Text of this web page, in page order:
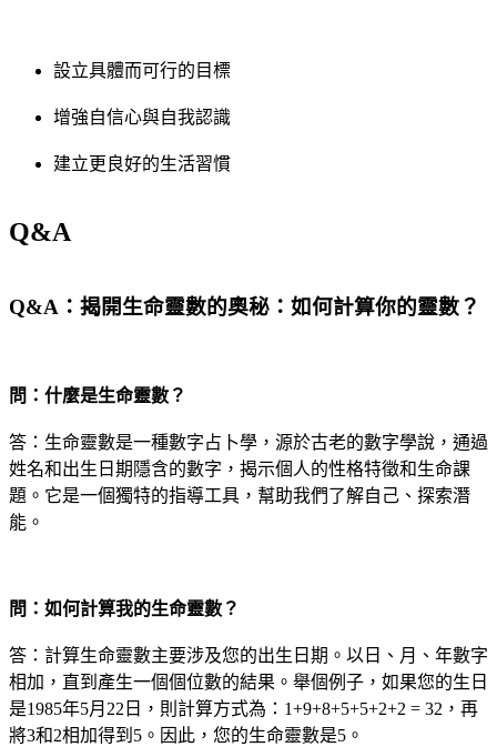
設立具體而可行的目標
增強自信心與自我認識
建立更良好的生活習慣
Q&A
Q&A：揭開生命靈數的奧秘：如何計算你的靈數？
問：什麼是生命靈數？
答：生命靈數是一種數字占卜學，源於古老的數字學說，通過
姓名和出生日期隱含的數字，揭示個人的性格特徵和生命課
題。它是一個獨特的指導工具，幫助我們了解自己、探索潛
能。
問：如何計算我的生命靈數？
答：計算生命靈數主要涉及您的出生日期。以日、月、年數字
相加，直到產生一個個位數的結果。舉個例子，如果您的生日
是1985年5月22日，則計算方式為：1+9+8+5+5+2+2 = 32，再
將3和2相加得到5。因此，您的生命靈數是5。